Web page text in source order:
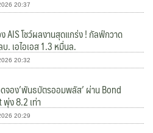
20:37
AIS โชว์ผลงานสุดแกร่ง ! กัลฟ์กวาด
. เอไอเอส 1.3 หมื่นล.
20:32
จอง’พันธบัตรออมพลัส’ ผ่าน Bond
ง 8.2 เท่า
20:29